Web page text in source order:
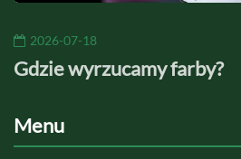
2026-07-18
Gdzie wyrzucamy farby?
Menu